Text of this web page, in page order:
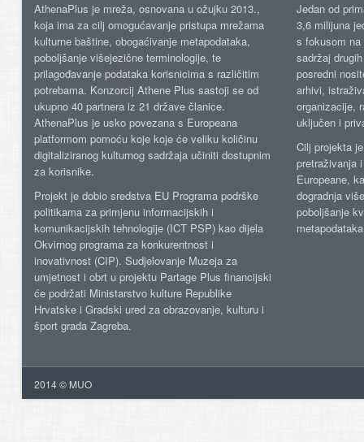
AthenaPlus je mreža, osnovana u ožujku 2013.,
koja ima za cilj omogućavanje pristupa mrežama
kulturne baštine, obogaćivanje metapodataka,
poboljšanje višejezične terminologije, te
prilagođavanje podataka korisnicima s različitim
potrebama. Konzorcij Athene Plus sastoji se od
ukupno 40 partnera iz 21 države članice.
AthenaPlus je usko povezana s Europeana
platformom pomoću koje koje će veliku količinu
digitaliziranog kulturnog sadržaja učiniti dostupnim
za korisnike.
Projekt je dobio sredstva EU Programa podrške
politikama za primjenu informacijskih i
komunikacijskih tehnologije (ICT PSP) kao dijela
Okvirnog programa za konkurentnost i
inovativnost (CIP). Sudjelovanje Muzeja za
umjetnost i obrt u projektu Partage Plus financijski
će podržati Ministarstvo kulture Republike
Hrvatske i Gradski ured za obrazovanje, kulturu i
šport grada Zagreba.
Jedan od
3,6 milijuna
s fokusom
sadržaj
posredni
arhivi,
organizacije,
uključen i
Cilj projekta
pretraživanja
Europeane,
dogradnja
poboljšanje
2014 © MUO